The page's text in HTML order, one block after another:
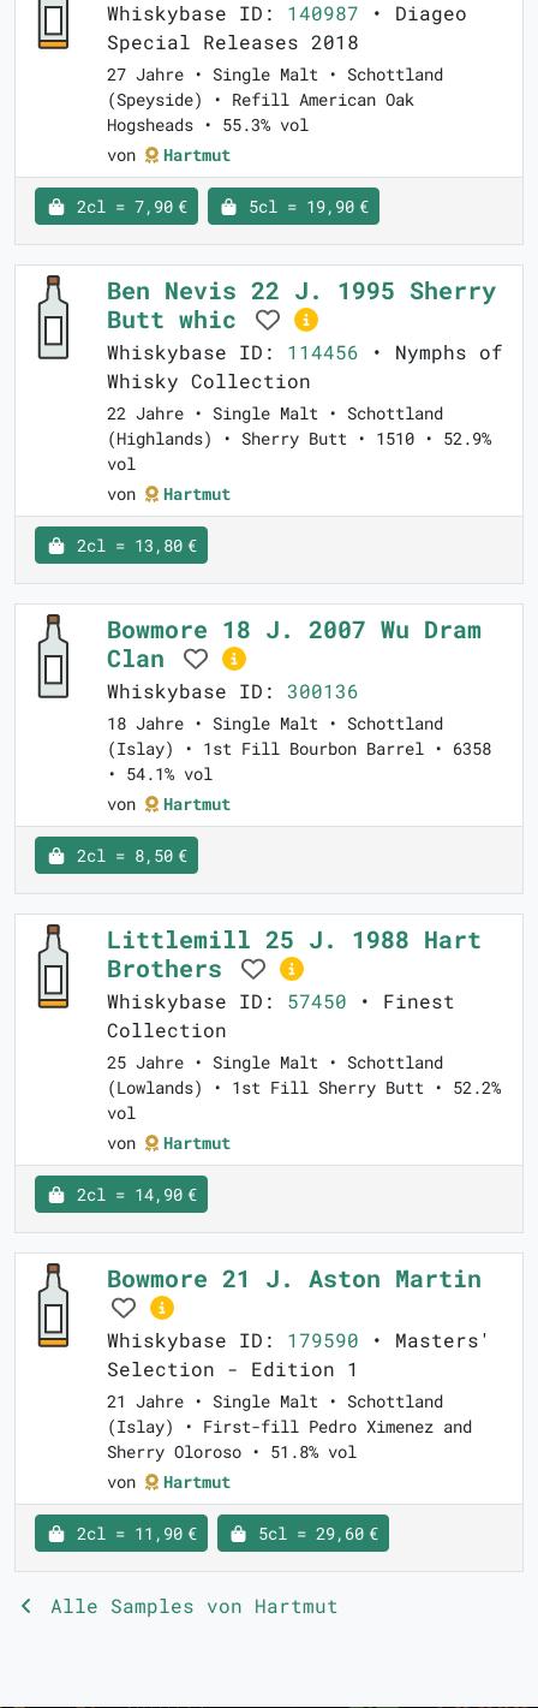
Whiskybase ID: 140987 • Diageo
Special Releases 2018
27 Jahre • Single Malt • Schottland
(Speyside) • Refill American Oak
Hogsheads • 55.3% vol
von
Hartmut
2cl = 7,90 € 5cl = 19,90 €
Ben Nevis 22 J. 1995 Sherry
Butt whic
Whiskybase ID: 114456 • Nymphs of
Whisky Collection
22 Jahre • Single Malt • Schottland
(Highlands) • Sherry Butt • 1510 • 52.9%
vol
von
Hartmut
2cl = 13,80 €
Bowmore 18 J. 2007 Wu Dram
Clan
Whiskybase ID: 300136
18 Jahre • Single Malt • Schottland
(Islay) • 1st Fill Bourbon Barrel • 6358
• 54.1% vol
von
Hartmut
2cl = 8,50 €
Littlemill 25 J. 1988 Hart
Brothers
Whiskybase ID: 57450 • Finest
Collection
25 Jahre • Single Malt • Schottland
(Lowlands) • 1st Fill Sherry Butt • 52.2%
vol
von
Hartmut
2cl = 14,90 €
Bowmore 21 J. Aston Martin
Whiskybase ID: 179590 • Masters'
Selection - Edition 1
21 Jahre • Single Malt • Schottland
(Islay) • First-fill Pedro Ximenez and
Sherry Oloroso • 51.8% vol
von
Hartmut
2cl = 11,90 € 5cl = 29,60 €
Alle Samples von Hartmut